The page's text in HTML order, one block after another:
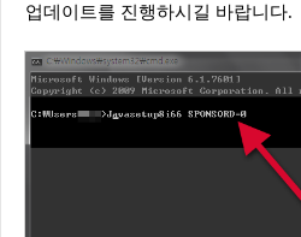
업데이트를 진행하시길 바랍니다.